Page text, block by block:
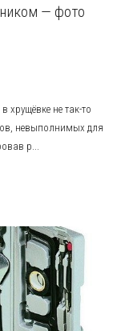
— фото
не так-то
невыполнимых для
р...